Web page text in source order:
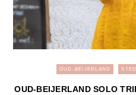
OUD-BEIJERLAND
OUD-BEIJERLAND SOLO